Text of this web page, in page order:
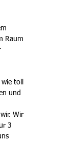
Raum
toll
und
Wir
3